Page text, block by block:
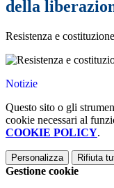
della
Resistenza e
Notizie
Questo sito o gli
cookie necessari al
COOKIE POLICY.
Personalizza Rifiuta
Gestione cookie